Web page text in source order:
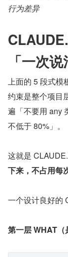
行为差异
「一次说
上面的 5 段式
约束是整个项
遍「不要用 any
不低于 80%」。
这就是
下来，不占用每
一个设计良好的
第一层 WHAT（